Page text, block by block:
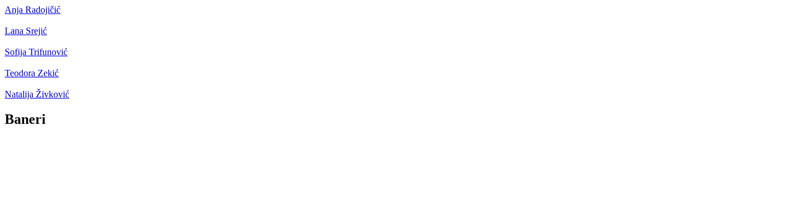
Anja Radojičić
Lana Srejić
Sofija Trifunović
Teodora Zekić
Natalija Živković
Baneri